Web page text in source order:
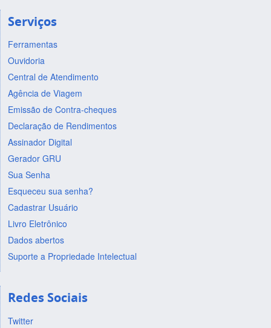
Serviços
Ferramentas
Ouvidoria
Central de Atendimento
Agência de Viagem
Emissão de Contra-cheques
Declaração de Rendimentos
Assinador Digital
Gerador GRU
Sua Senha
Esqueceu sua senha?
Cadastrar Usuário
Livro Eletrônico
Dados abertos
Suporte a Propriedade Intelectual
Redes Sociais
Twitter